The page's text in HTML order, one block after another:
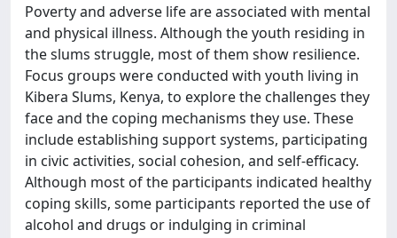
Poverty and adverse life are associated with mental
and physical illness. Although the youth residing in
the slums struggle, most of them show resilience.
Focus groups were conducted with youth living in
Kibera Slums, Kenya, to explore the challenges they
face and the coping mechanisms they use. These
include establishing support systems, participating
in civic activities, social cohesion, and self-efficacy.
Although most of the participants indicated healthy
coping skills, some participants reported the use of
alcohol and drugs or indulging in criminal